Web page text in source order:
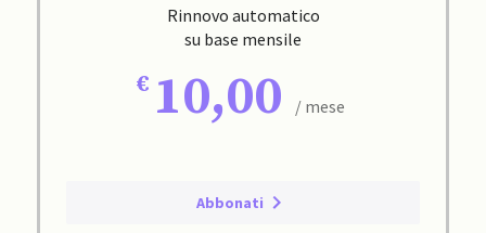
Rinnovo automatico
su base mensile
10,00 / mese
Abbonati